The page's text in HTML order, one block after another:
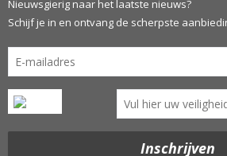
Nieuwsgierig naar het laatste nieuws?
Schijf je in en ontvang de scherpste